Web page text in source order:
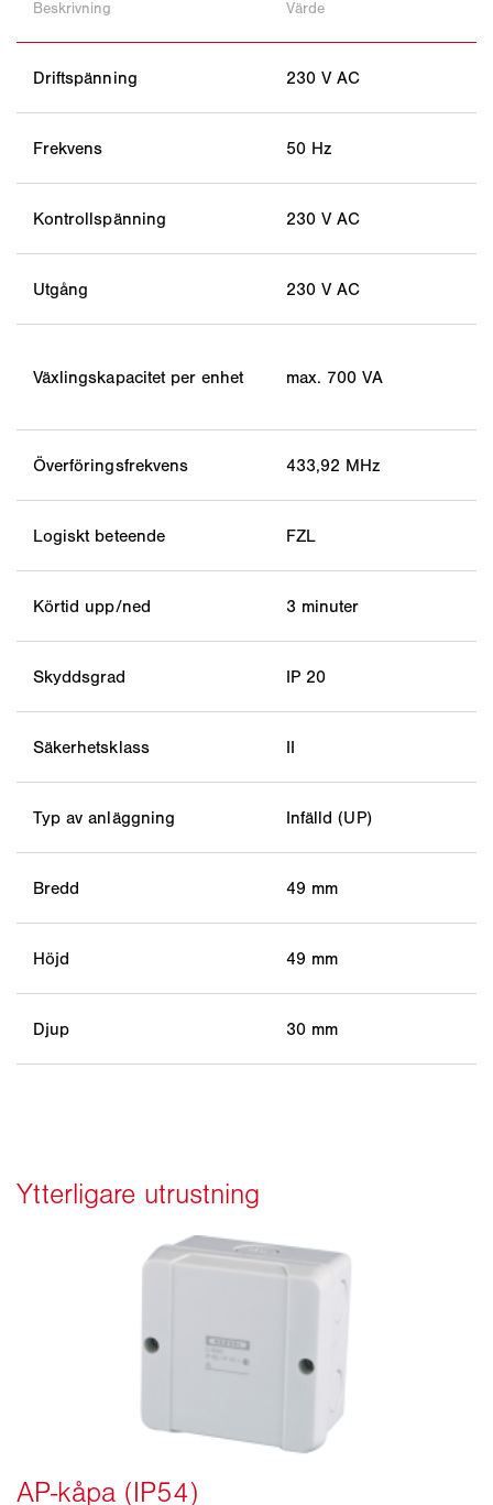
Beskrivning Värde
Driftspänning 230 V AC
Frekvens 50 Hz
Kontrollspänning 230 V AC
Utgång 230 V AC
Växlingskapacitet per enhet max. 700 VA
Överföringsfrekvens 433,92 MHz
Logiskt beteende FZL
Körtid upp/ned 3 minuter
Skyddsgrad IP 20
Säkerhetsklass II
Typ av anläggning Infälld (UP)
Bredd 49 mm
Höjd 49 mm
Djup 30 mm